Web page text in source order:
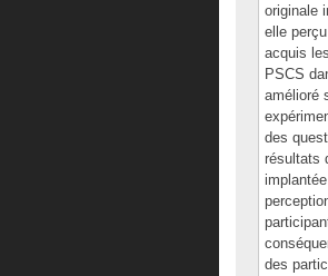
originale
elle
acquis
PSCS
amélioré
des
résultats
des